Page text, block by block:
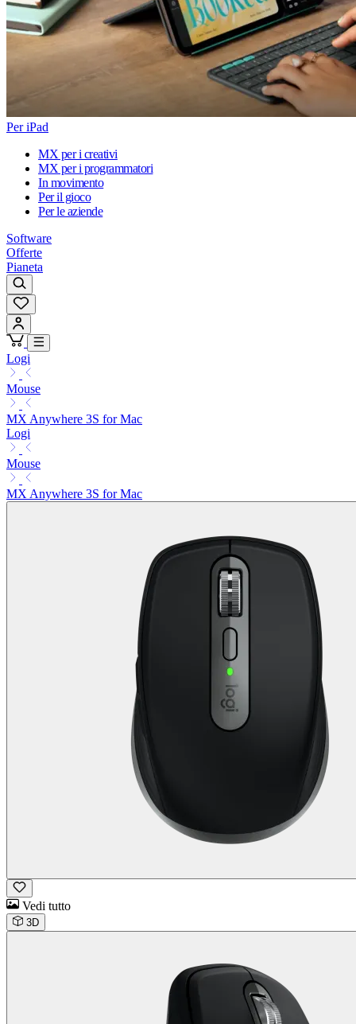
Per iPad
MX per i creativi
MX per i programmatori
In movimento
Per il gioco
Per le aziende
Software
Offerte
Pianeta
Logi
Mouse
MX Anywhere 3S for Mac
Logi
Mouse
MX Anywhere 3S for Mac
Vedi tutto
3D